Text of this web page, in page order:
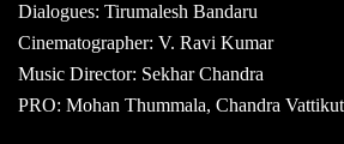
Dialogues: Tirumalesh Bandaru
Cinematographer: V. Ravi Kumar
Music Director: Sekhar Chandra
PRO: Mohan Thummala, Chandra